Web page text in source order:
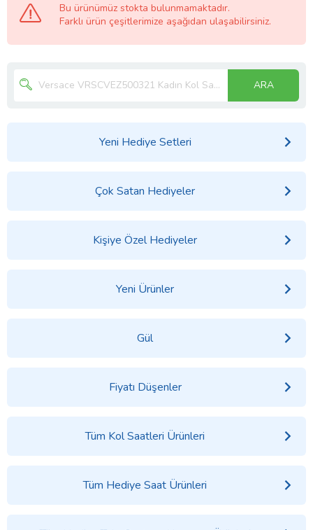
Bu ürünümüz stokta bulunmamaktadır.
Farklı ürün çeşitlerimize aşağıdan ulaşabilirsiniz.
ARA
Yeni Hediye Setleri
Çok Satan Hediyeler
Kişiye Özel Hediyeler
Yeni Ürünler
Gül
Fiyatı Düşenler
Tüm Kol Saatleri Ürünleri
Tüm Hediye Saat Ürünleri